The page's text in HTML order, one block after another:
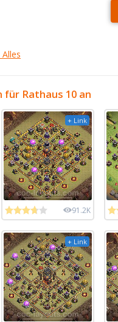
für Rathaus 10 an
+ Link
91.2K
+ Link